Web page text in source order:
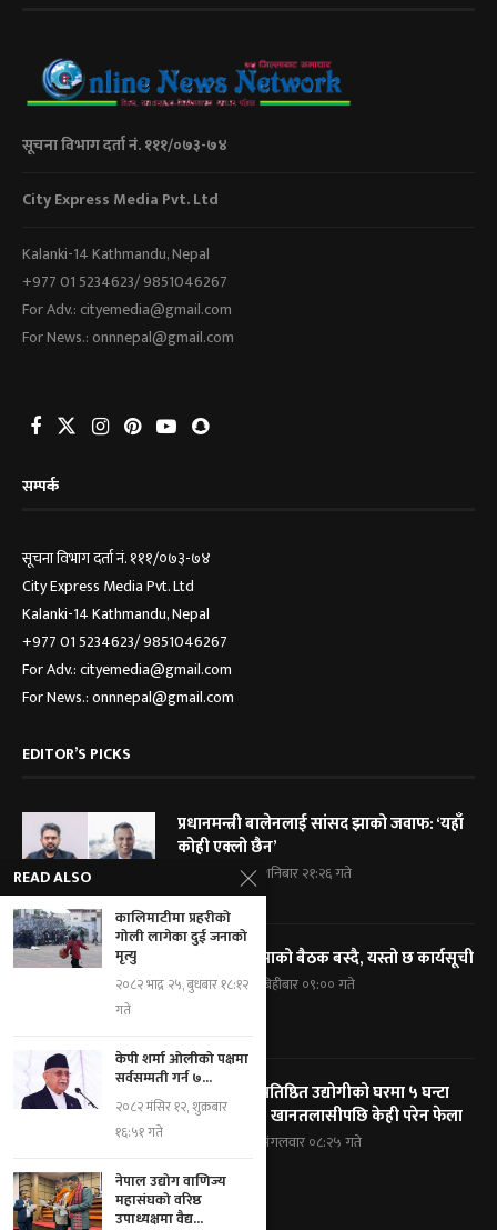
सूचना विभाग दर्ता नं. १११/०७३-७४
City Express Media Pvt. Ltd
Kalanki-14 Kathmandu, Nepal
+977 01 5234623/ 9851046267
For Adv.: cityemedia@gmail.com
For News.: onnnepal@gmail.com
सम्पर्क
सूचना विभाग दर्ता नं. १११/०७३-७४
City Express Media Pvt. Ltd
Kalanki-14 Kathmandu, Nepal
+977 01 5234623/ 9851046267
For Adv.: cityemedia@gmail.com
For News.: onnnepal@gmail.com
EDITOR’S PICKS
प्रधानमन्त्री बालेनलाई सांसद झाको जवाफ: ‘यहाँ
कोही एक्लो छैन’
२०८३ श्रावण २३, शनिबार २१:२६ गते
आज राष्ट्रिय सभाको बैठक बस्दै, यस्तो छ कार्यसूची
२०८३ श्रावण २१, बिहीबार ०९:०० गते
विराटनगरका प्रतिष्ठित उद्योगीको घरमा ५ घन्टा
प्रहरी घेराबन्दी, खानतलासीपछि केही परेन फेला
२०८३ श्रावण १९, मंगलवार ०८:२५ गते
READ ALSO
कालिमाटीमा प्रहरीको
गोली लागेका दुई जनाको
मृत्यु
२०८२ भाद्र २५, बुधबार १८:१२
गते
केपी शर्मा ओलीको पक्षमा
सर्वसम्मती गर्न ७...
२०८२ मंसिर १२, शुक्रबार
१६:५१ गते
नेपाल उद्योग वाणिज्य
महासंघको वरिष्ठ
उपाध्यक्षमा वैद्य...